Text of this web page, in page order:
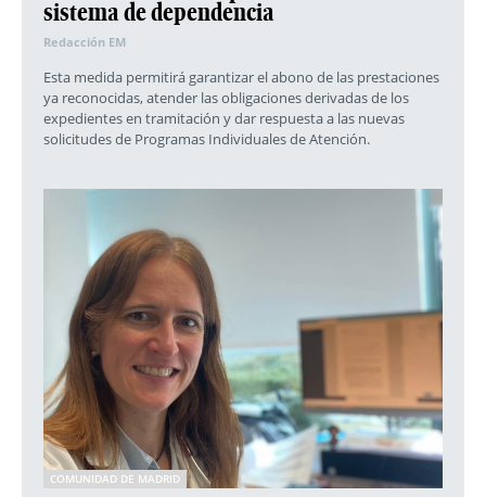
sistema de dependencia
Redacción EM
Esta medida permitirá garantizar el abono de las prestaciones
ya reconocidas, atender las obligaciones derivadas de los
expedientes en tramitación y dar respuesta a las nuevas
solicitudes de Programas Individuales de Atención.
COMUNIDAD DE MADRID